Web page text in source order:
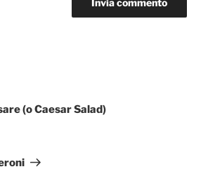
(o Caesar Salad)